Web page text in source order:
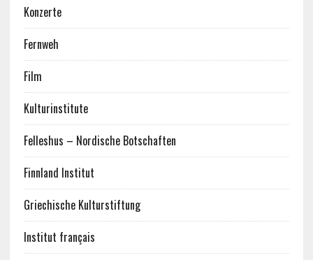
Konzerte
Fernweh
Film
Kulturinstitute
Felleshus – Nordische Botschaften
Finnland Institut
Griechische Kulturstiftung
Institut français